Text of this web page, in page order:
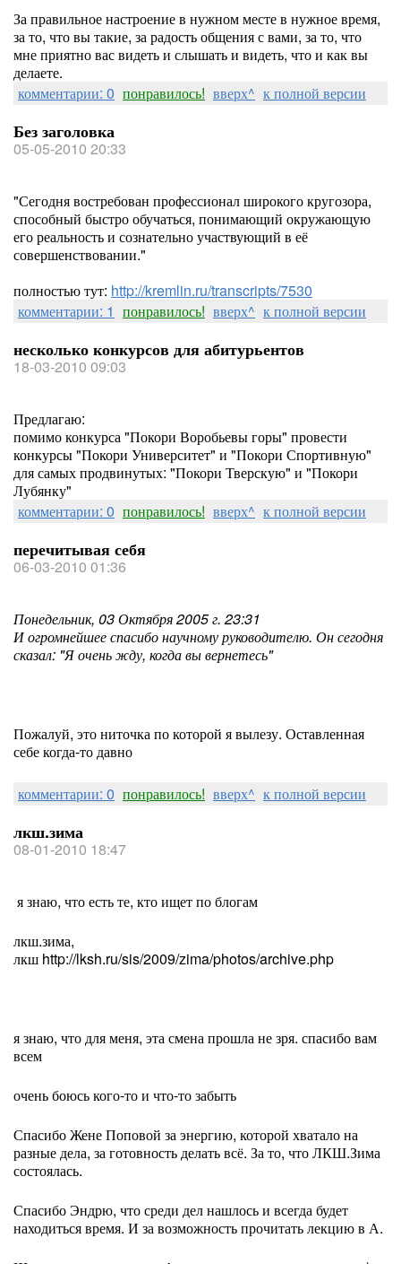
За правильное настроение в нужном месте в нужное время,
за то, что вы такие, за радость общения с вами, за то, что
мне приятно вас видеть и слышать и видеть, что и как вы
делаете.
комментарии: 0 понравилось! вверх^ к полной версии
Без заголовка
05-05-2010 20:33
"Сегодня востребован профессионал широкого кругозора,
способный быстро обучаться, понимающий окружающую
его реальность и сознательно участвующий в её
совершенствовании."
полностью тут: http://kremlin.ru/transcripts/7530
комментарии: 1 понравилось! вверх^ к полной версии
несколько конкурсов для абитурьентов
18-03-2010 09:03
Предлагаю:
помимо конкурса "Покори Воробьевы горы" провести
конкурсы "Покори Университет" и "Покори Спортивную"
для самых продвинутых: "Покори Тверскую" и "Покори
Лубянку"
комментарии: 0 понравилось! вверх^ к полной версии
перечитывая себя
06-03-2010 01:36
Понедельник, 03 Октября 2005 г. 23:31
И огромнейшее спасибо научному руководителю. Он сегодня
сказал: "Я очень жду, когда вы вернетесь"
Пожалуй, это ниточка по которой я вылезу. Оставленная
себе когда-то давно
комментарии: 0 понравилось! вверх^ к полной версии
лкш.зима
08-01-2010 18:47
я знаю, что есть те, кто ищет по блогам
лкш.зима,
лкш http://lksh.ru/sis/2009/zima/photos/archive.php
я знаю, что для меня, эта смена прошла не зря. спасибо вам
всем
очень боюсь кого-то и что-то забыть
Спасибо Жене Поповой за энергию, которой хватало на
разные дела, за готовность делать всё. За то, что ЛКШ.Зима
состоялась.
Спасибо Эндрю, что среди дел нашлось и всегда будет
находиться время. И за возможность прочитать лекцию в А.